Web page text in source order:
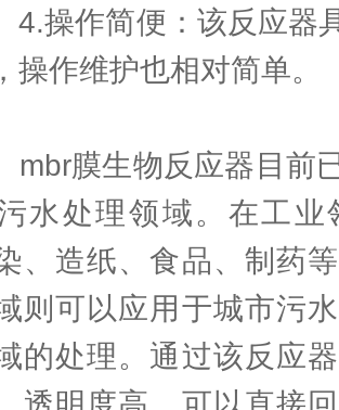
作简便：该反应器
操作维护也相对简单。
膜生物反应器目前
水处理领域。在工业
、造纸、食品、制药
则可以应用于城市污
的处理。通过该反应